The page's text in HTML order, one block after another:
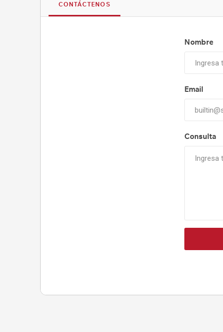
CONTÁCTENOS
Nombre
Email
Consulta